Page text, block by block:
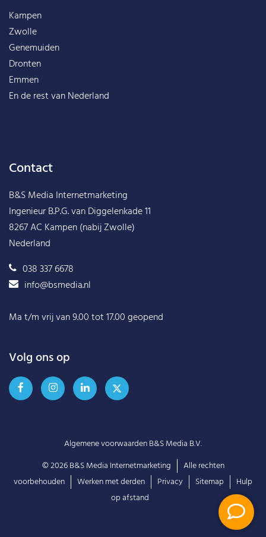
Kampen
Zwolle
Genemuiden
Dronten
Emmen
En de rest vanNederland
Contact
B&S Media Internetmarketing
Ingenieur B.P.G. van Diggelenkade 11
8267 AC Kampen (nabij Zwolle)
Nederland
038 337 6678
info@bsmedia.nl
Ma t/m vrij van 9.00 tot 17.00 geopend
Volg ons op
Algemene voorwaarden B&S Media B.V.
© 2026B&S Media Internetmarketing
Alle rechten
voorbehouden
Werken met derden Privacy Sitemap
Hulp
op afstand